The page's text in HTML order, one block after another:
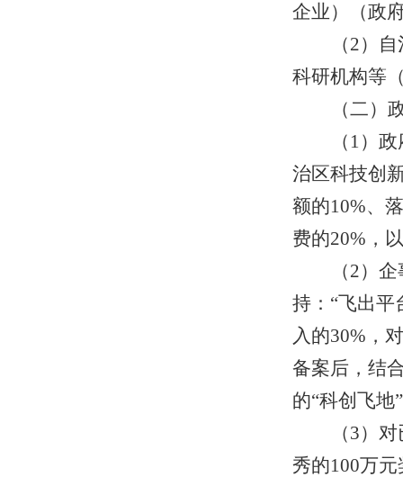
企业）（政
（2）
科研机构等
（二）
（1）
治区科技创
额的10%、
费的20%，
（2）
持：“飞出平
入的30%，
备案后，结
的“科创飞地
（3）
秀的100万